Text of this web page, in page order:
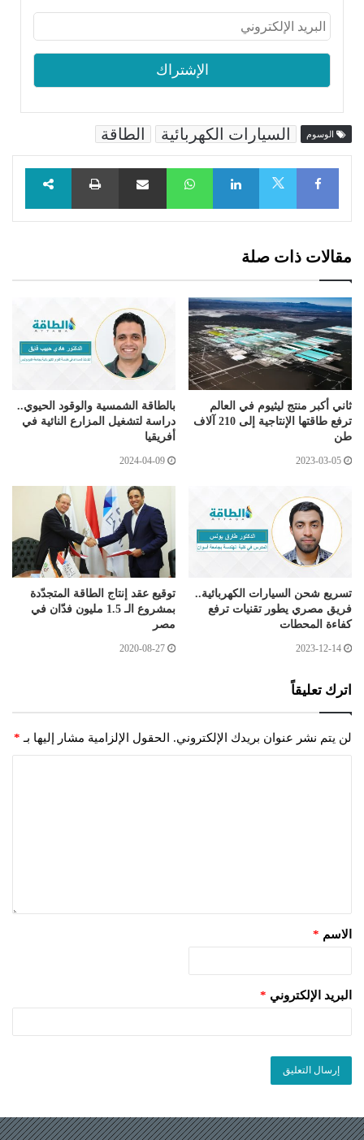
الوسوم السيارات الكهربائية الطاقة
Facebook
LinkedIn
WhatsAppمشاركة عبر البريد طباعة
مقالات ذات صلة
ثاني أكبر منتج ليثيوم في العالم
ترفع طاقتها الإنتاجية إلى 210 آلاف
طن
2023-03-05
بالطاقة الشمسية والوقود الحيوي..
دراسة لتشغيل المزارع النائية في
أفريقيا
2024-04-09
تسريع شحن السيارات الكهربائية..
فريق مصري يطور تقنيات ترفع
كفاءة المحطات
2023-12-14
توقيع عقد إنتاج الطاقة المتجدّدة
بمشروع الـ 1.5 مليون فدّان في
مصر
2020-08-27
اترك تعليقاً
لن يتم نشر عنوان بريدك الإلكتروني. الحقول الإلزامية مشار إليها بـ *
الاسم *
البريد الإلكتروني *